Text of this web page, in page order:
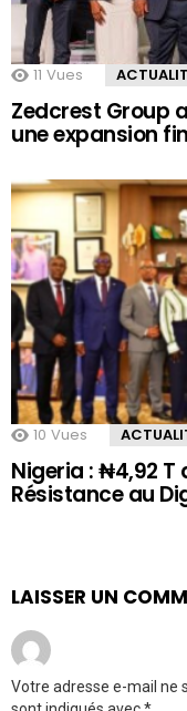
11 Vues
Zedcrest Group
une expansion
10 Vues
Nigeria : ₦4,92 T
Résistance au
LAISSER UN
Votre adresse e-mail ne